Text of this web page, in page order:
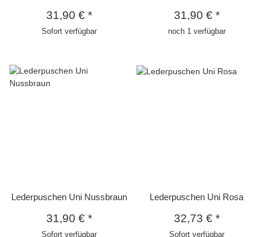
31,90 €*
Sofort verfügbar
31,90 € *
noch 1 verfügbar
Lederpuschen Uni Nussbraun
31,90 €*
Sofort verfügbar
Lederpuschen Uni Rosa
32,73 € *
Sofort verfügbar